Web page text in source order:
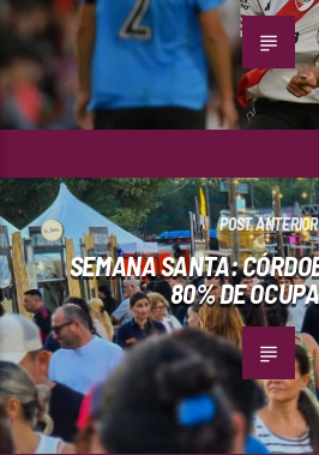
POST ANTERIOR
SEMANA SANTA:
80% DE